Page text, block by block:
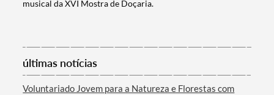
musical da XVI Mostra de Doçaria.
últimas notícias
Voluntariado Jovem para a Natureza e Florestas com